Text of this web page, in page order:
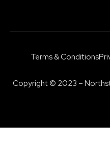
Copyright © 2023 –
Terms & Conditions